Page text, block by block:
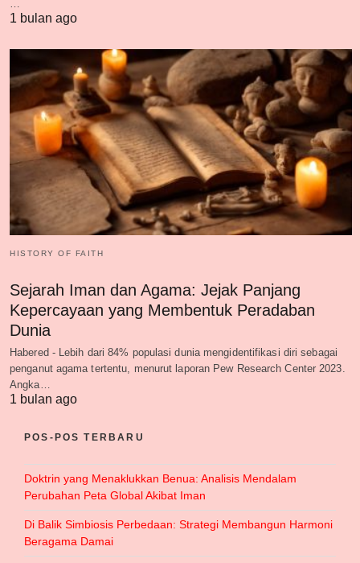
1 bulan ago
HISTORY OF FAITH
Sejarah Iman dan Agama: Jejak Panjang
Kepercayaan yang Membentuk Peradaban
Dunia
Habered - Lebih dari 84% populasi dunia mengidentifikasi diri sebagai
penganut agama tertentu, menurut laporan Pew Research Center 2023.
Angka…
1 bulan ago
POS-POS TERBARU
Doktrin yang Menaklukkan Benua: Analisis Mendalam
Perubahan Peta Global Akibat Iman
Di Balik Simbiosis Perbedaan: Strategi Membangun Harmoni
Beragama Damai